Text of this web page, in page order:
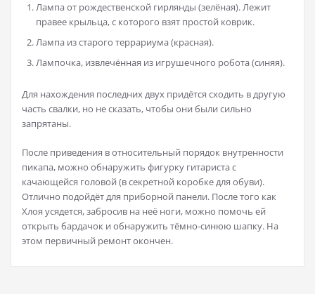
Лампа от рождественской гирлянды (зелёная). Лежит
правее крыльца, с которого взят простой коврик.
Лампа из старого террариума (красная).
Лампочка, извлечённая из игрушечного робота (синяя).
Для нахождения последних двух придётся сходить в другую
часть свалки, но не сказать, чтобы они были сильно
запрятаны.
После приведения в относительный порядок внутренности
пикапа, можно обнаружить фигурку гитариста с
качающейся головой (в секретной коробке для обуви).
Отлично подойдёт для приборной панели. После того как
Хлоя усядется, забросив на неё ноги, можно помочь ей
открыть бардачок и обнаружить тёмно-синюю шапку. На
этом первичный ремонт окончен.